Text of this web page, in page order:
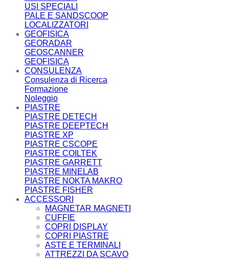
USI SPECIALI
PALE E SANDSCOOP
LOCALIZZATORI
GEOFISICA
GEORADAR
GEOSCANNER
GEOFISICA
CONSULENZA
Consulenza di Ricerca
Formazione
Noleggio
PIASTRE
PIASTRE DETECH
PIASTRE DEEPTECH
PIASTRE XP
PIASTRE CSCOPE
PIASTRE COILTEK
PIASTRE GARRETT
PIASTRE MINELAB
PIASTRE NOKTA MAKRO
PIASTRE FISHER
ACCESSORI
MAGNETAR MAGNETI
CUFFIE
COPRI DISPLAY
COPRI PIASTRE
ASTE E TERMINALI
ATTREZZI DA SCAVO